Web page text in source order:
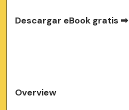
Descargar eBook gratis ➡
Overview